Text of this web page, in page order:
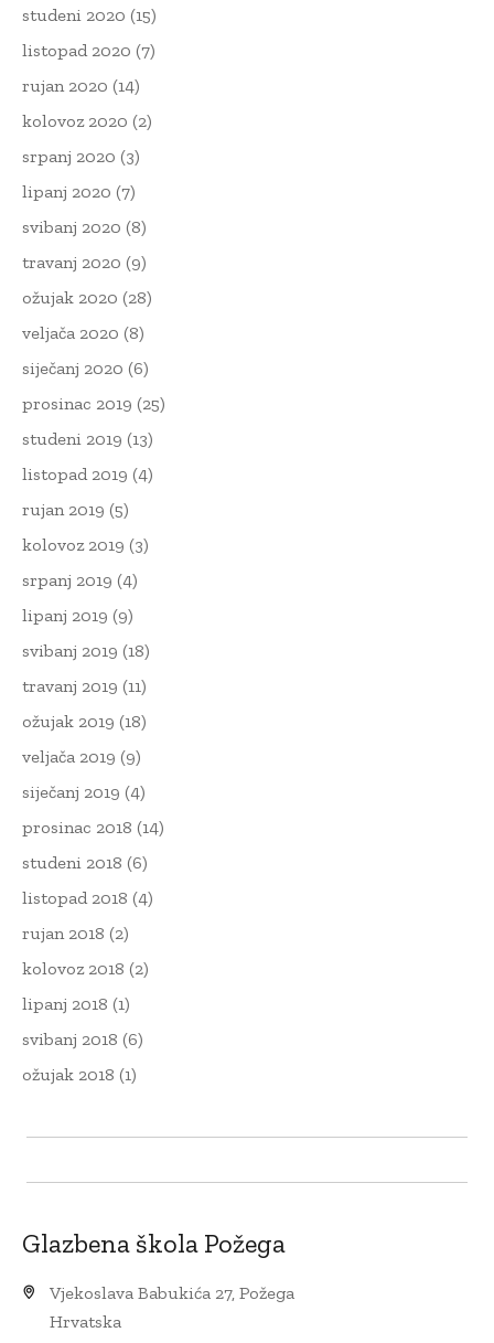
studeni 2020 (15)
listopad 2020 (7)
rujan 2020 (14)
kolovoz 2020 (2)
srpanj 2020 (3)
lipanj 2020 (7)
svibanj 2020 (8)
travanj 2020 (9)
ožujak 2020 (28)
veljača 2020 (8)
siječanj 2020 (6)
prosinac 2019 (25)
studeni 2019 (13)
listopad 2019 (4)
rujan 2019 (5)
kolovoz 2019 (3)
srpanj 2019 (4)
lipanj 2019 (9)
svibanj 2019 (18)
travanj 2019 (11)
ožujak 2019 (18)
veljača 2019 (9)
siječanj 2019 (4)
prosinac 2018 (14)
studeni 2018 (6)
listopad 2018 (4)
rujan 2018 (2)
kolovoz 2018 (2)
lipanj 2018 (1)
svibanj 2018 (6)
ožujak 2018 (1)
Glazbena škola Požega
Vjekoslava Babukića 27, Požega
Hrvatska